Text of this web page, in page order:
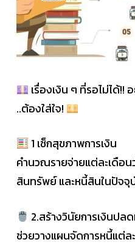
เรื่องเงิน ๆ ที่รอไม่ได้!!
..ต้องใส่ใจ!
1 เช็กสุขภาพการเงิน
คำนวณรายจ่ายแต่ละเดือน
สินทรัพย์ และหนี้สินในปัจจุ
2.สร้างวินัยการเงินปล
ช่วยวางแผนจัดการหนี้แต่ล